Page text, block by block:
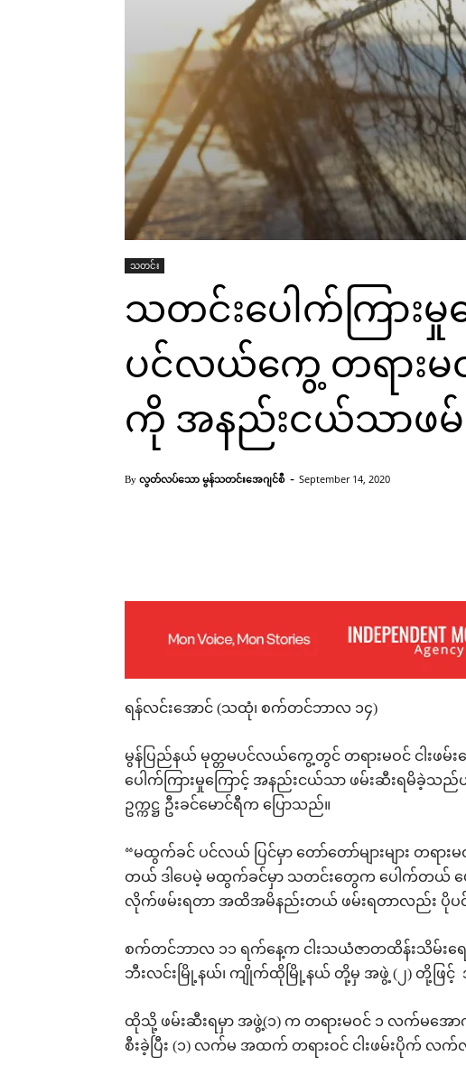
သတင်း
သတင်းပေါက်ကြားမှု
ပင်လယ်ကွေ့ တရားမဝ
ကို အနည်းငယ်သာဖမ်
By လွတ်လပ်သော မွန်သတင်းအေဂျင်စီ - September 14, 2020
ရန်လင်းအောင် (သထုံ၊ စက်တင်ဘာလ ၁၄)
မွန်ပြည်နယ် မုတ္တမပင်လယ်ကွေ့တွင် တရားမဝင် ငါးဖမ်
ပေါက်ကြားမှုကြောင့် အနည်းငယ်သာ ဖမ်းဆီးရမိခဲ့သ
ဥက္ကဋ္ဌ ဦးခင်မောင်ရီက ပြောသည်။
“မထွက်ခင် ပင်လယ် ပြင်မှာ တော်တော်များများ တ
တယ် ဒါပေမဲ့ မထွက်ခင်မှာ သတင်းတွေက ပေါက်တယ်
လိုက်ဖမ်းရတာ အထိအမိနည်းတယ် ဖမ်းရတာလည်း ပိုပ
စက်တင်ဘာလ ၁၁ ရက်နေ့က ငါးသယံဇာတထိန်းသိမ်း
ဘီးလင်းမြို့နယ်၊ ကျိုက်ထိုမြို့နယ် တို့မှ အဖွဲ့ (၂) တို့ဖြ
ထိုသို့ ဖမ်းဆီးရမှာ အဖွဲ့(၁) က တရားမဝင် ၁ လက်မအေ
စီးခဲ့ပြီး (၁) လက်မ အထက် တရားဝင် ငါးဖမ်းပိုက် လ